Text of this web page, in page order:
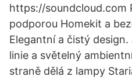
https://soundcloud.com
podporou Homekit a
Elegantní a čistý
linie a světelný
straně dělá z lampy